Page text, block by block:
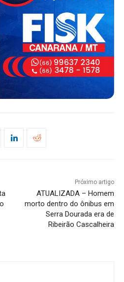
Próximo artigo
ATUALIZADA – Homem
morto dentro do ônibus em
Serra Dourada era de
Ribeirão Cascalheira